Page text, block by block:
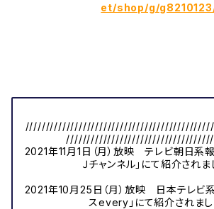
et/shop/g/
2021年11月1日（月）放映 テレビ朝日系
Ｊチャンネル」にて紹介されま
2021年10月25日（月）放映 日本テレビ
スevery」にて紹介されまし